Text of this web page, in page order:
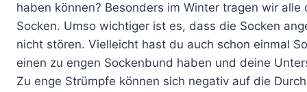
haben können? Besonders im Winter tragen wir alle
Socken. Umso wichtiger ist es, dass die Socken
nicht stören. Vielleicht hast du auch schon einmal
einen zu engen Sockenbund haben und deine
Zu enge Strümpfe können sich negativ auf die